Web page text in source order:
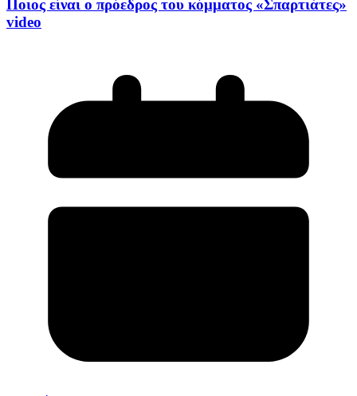
Ποιος είναι ο πρόεδρος του κόμματος «Σπαρτιάτες»
video